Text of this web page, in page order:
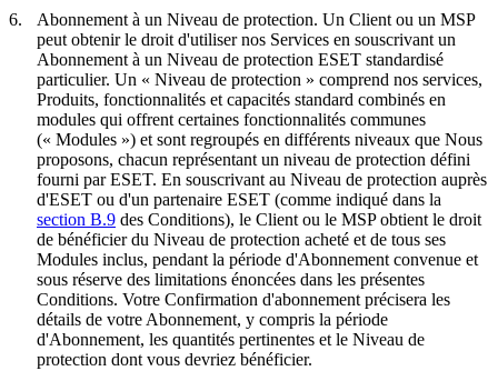
6.
Abonnement à un Niveau de protection. Un Client ou un MSP
peut obtenir le droit d'utiliser nos Services en souscrivant un
Abonnement à un Niveau de protection ESET standardisé
particulier. Un « Niveau de protection » comprend nos services,
Produits, fonctionnalités et capacités standard combinés en
modules qui offrent certaines fonctionnalités communes
(« Modules ») et sont regroupés en différents niveaux que Nous
proposons, chacun représentant un niveau de protection défini
fourni par ESET. En souscrivant au Niveau de protection auprès
d'ESET ou d'un partenaire ESET (comme indiqué dans la
section B.9 des Conditions), le Client ou le MSP obtient le droit
de bénéficier du Niveau de protection acheté et de tous ses
Modules inclus, pendant la période d'Abonnement convenue et
sous réserve des limitations énoncées dans les présentes
Conditions. Votre Confirmation d'abonnement précisera les
détails de votre Abonnement, y compris la période
d'Abonnement, les quantités pertinentes et le Niveau de
protection dont vous devriez bénéficier.